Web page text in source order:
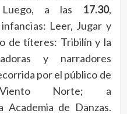
Luego, a las 17.30,
Leer, Jugar y
de títeres: Tribilín y la
y narradores
por el público de
Viento Norte; a
de Danzas.